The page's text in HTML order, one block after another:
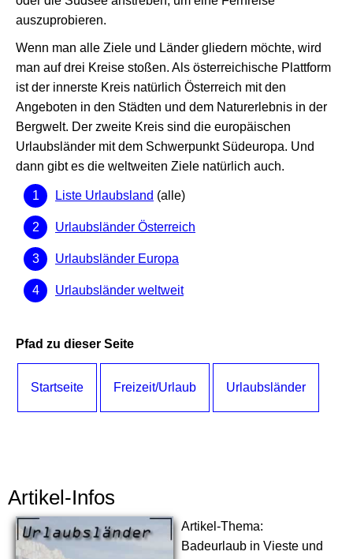
auszuprobieren.
Wenn man alle Ziele und Länder gliedern möchte, wird
man auf drei Kreise stoßen. Als österreichische Plattform
ist der innerste Kreis natürlich Österreich mit den
Angeboten in den Städten und dem Naturerlebnis in der
Bergwelt. Der zweite Kreis sind die europäischen
Urlaubsländer mit dem Schwerpunkt Südeuropa. Und
dann gibt es die weltweiten Ziele natürlich auch.
Liste Urlaubsland (alle)
Urlaubsländer Österreich
Urlaubsländer Europa
Urlaubsländer weltweit
Pfad zu dieser Seite
Startseite Freizeit/Urlaub Urlaubsländer
Artikel-Infos
Artikel-Thema:
Badeurlaub in Vieste und